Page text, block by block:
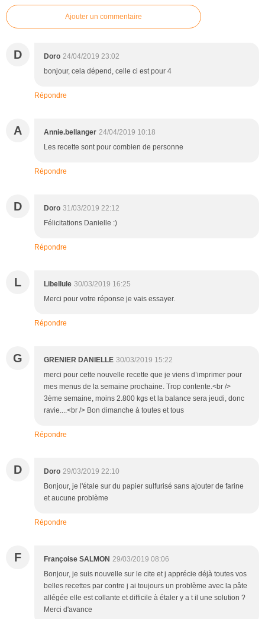
Ajouter un commentaire
D Doro 24/04/2019 23:02
bonjour, cela dépend, celle ci est pour 4
Répondre
A Annie.bellanger 24/04/2019 10:18
Les recette sont pour combien de personne
Répondre
D Doro 31/03/2019 22:12
Félicitations Danielle :)
Répondre
L Libellule 30/03/2019 16:25
Merci pour votre réponse je vais essayer.
Répondre
G GRENIER DANIELLE 30/03/2019 15:22
merci pour cette nouvelle recette que je viens d’imprimer pour
mes menus de la semaine prochaine. Trop contente.<br />
3ème semaine, moins 2.800 kgs et la balance sera jeudi, donc
ravie....<br /> Bon dimanche à toutes et tous
Répondre
D Doro 29/03/2019 22:10
Bonjour, je l'étale sur du papier sulfurisé sans ajouter de farine
et aucune problème
Répondre
F Françoise SALMON 29/03/2019 08:06
Bonjour, je suis nouvelle sur le cite et j apprécie déjà toutes vos
belles recettes par contre j ai toujours un problème avec la pâte
allégée elle est collante et difficile à étaler y a t il une solution ?
Merci d'avance